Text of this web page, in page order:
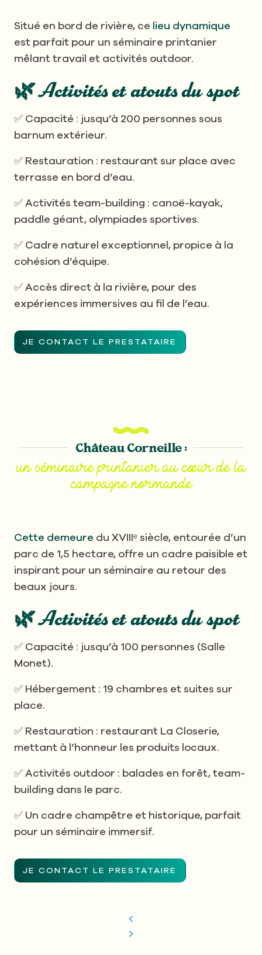
Situé en bord de rivière, ce lieu dynamique
est parfait pour un séminaire printanier
mêlant travail et activités outdoor.
🌿 Activités et atouts du spot
✅ Capacité : jusqu’à 200 personnes sous
barnum extérieur.
✅ Restauration : restaurant sur place avec
terrasse en bord d’eau.
✅ Activités team-building : canoë-kayak,
paddle géant, olympiades sportives.
✅ Cadre naturel exceptionnel, propice à la
cohésion d’équipe.
✅ Accès direct à la rivière, pour des
expériences immersives au fil de l’eau.
JE CONTACT LE PRESTATAIRE
Château Corneille :
un séminaire printanier au cœur de la
campagne normande
Cette demeure du XVIIIᵉ siècle, entourée d’un
parc de 1,5 hectare, offre un cadre paisible et
inspirant pour un séminaire au retour des
beaux jours.
🌿 Activités et atouts du spot
✅ Capacité : jusqu’à 100 personnes (Salle
Monet).
✅ Hébergement : 19 chambres et suites sur
place.
✅ Restauration : restaurant La Closerie,
mettant à l’honneur les produits locaux.
✅ Activités outdoor : balades en forêt, team-
building dans le parc.
✅ Un cadre champêtre et historique, parfait
pour un séminaire immersif.
JE CONTACT LE PRESTATAIRE